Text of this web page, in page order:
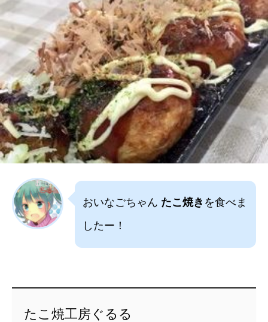
おいなごちゃん たこ焼き を食べま
したー！
たこ焼工房ぐるる